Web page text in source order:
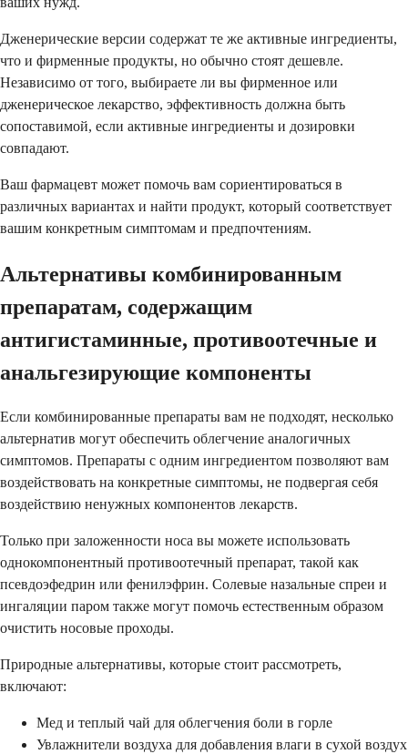
Дженерические версии содержат те же активные ингредиенты,
что и фирменные продукты, но обычно стоят дешевле.
Независимо от того, выбираете ли вы фирменное или
дженерическое лекарство, эффективность должна быть
сопоставимой, если активные ингредиенты и дозировки
совпадают.
Ваш фармацевт может помочь вам сориентироваться в
различных вариантах и найти продукт, который соответствует
вашим конкретным симптомам и предпочтениям.
Альтернативы комбинированным
препаратам, содержащим
антигистаминные, противоотечные и
анальгезирующие компоненты
Если комбинированные препараты вам не подходят, несколько
альтернатив могут обеспечить облегчение аналогичных
симптомов. Препараты с одним ингредиентом позволяют вам
воздействовать на конкретные симптомы, не подвергая себя
воздействию ненужных компонентов лекарств.
Только при заложенности носа вы можете использовать
однокомпонентный противоотечный препарат, такой как
псевдоэфедрин или фенилэфрин. Солевые назальные спреи и
ингаляции паром также могут помочь естественным образом
очистить носовые проходы.
Природные альтернативы, которые стоит рассмотреть,
включают:
Мед и теплый чай для облегчения боли в горле
Увлажнители воздуха для добавления влаги в сухой воздух